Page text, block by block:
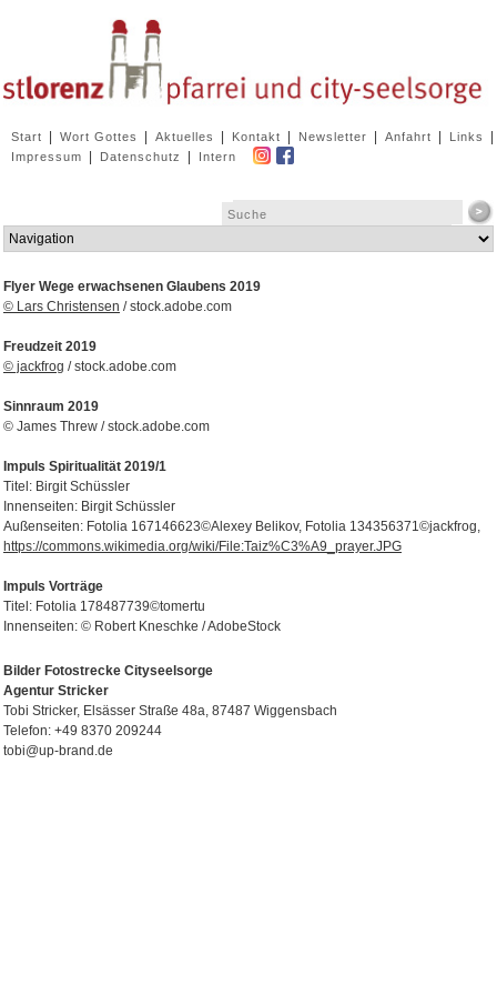
überspringen
Start Wort Gottes Aktuelles Kontakt Newsletter Anfahrt Links
Impressum Datenschutz Intern
Zielseite
Flyer Wege erwachsenen Glaubens 2019
© Lars Christensen / stock.adobe.com
Freudzeit 2019
© jackfrog / stock.adobe.com
Sinnraum 2019
© James Threw / stock.adobe.com
Impuls Spiritualität 2019/1
Titel: Birgit Schüssler
Innenseiten: Birgit Schüssler
Außenseiten: Fotolia 167146623©Alexey Belikov, Fotolia 134356371©jackfrog,
https://commons.wikimedia.org/wiki/File:Taiz%C3%A9_prayer.JPG
Impuls Vorträge
Titel: Fotolia 178487739©tomertu
Innenseiten: © Robert Kneschke / AdobeStock
Bilder Fotostrecke Cityseelsorge
Agentur Stricker
Tobi Stricker, Elsässer Straße 48a, 87487 Wiggensbach
Telefon: +49 8370 209244
tobi@up-brand.de